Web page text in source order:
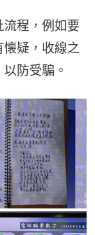
程，例如要
疑，收線之
防受騙。